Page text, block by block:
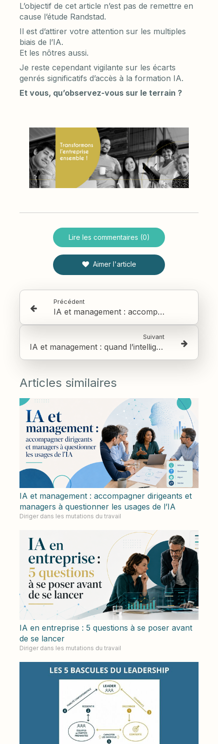
L’objectif de cet article n’est pas de remettre en
cause l’étude Randstad.
Il est d’attirer votre attention sur les multiples
biais de l’IA.
Et les nôtres aussi.
Je reste cependant vigilante sur les écarts
genrés significatifs d’accès à la formation IA.
Et vous, qu’observez-vous sur le terrain ?
Lire les commentaires (0)
Aimer l'article
Précédent
IA et management : accompagner dirigeants et managers à questionner les usages de l’IA
Suivant
IA et management : quand l’intelligence artificielle amplifie les stéréotypes de genre
Articles similaires
IA et management : accompagner dirigeants et
managers à questionner les usages de l’IA
Diriger dans les mutations du travail
IA en entreprise : 5 questions à se poser avant
de se lancer
Diriger dans les mutations du travail